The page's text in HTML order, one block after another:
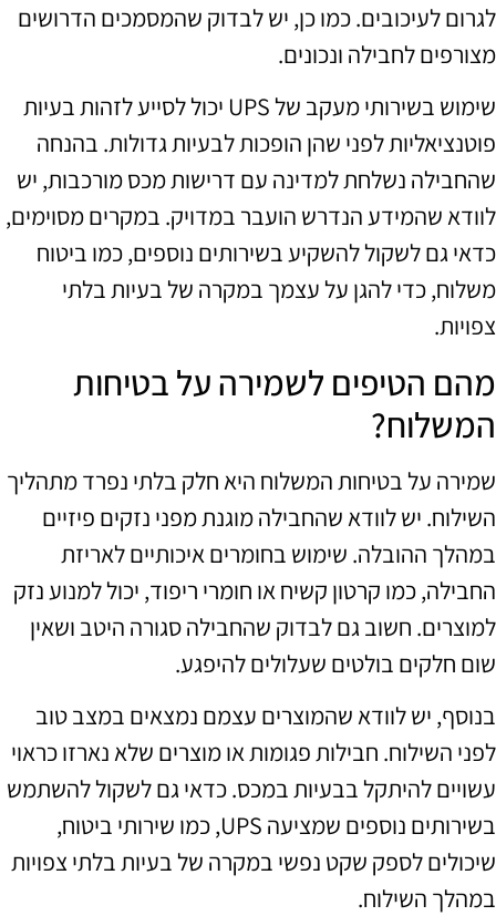
לגרום לעיכובים. כמו כן, יש לבדוק שהמסמכים הדרושים
מצורפים לחבילה ונכונים.
שימוש בשירותי מעקב של UPS יכול לסייע לזהות בעיות
פוטנציאליות לפני שהן הופכות לבעיות גדולות. בהנחה
שהחבילה נשלחת למדינה עם דרישות מכס מורכבות, יש
לוודא שהמידע הנדרש הועבר במדויק. במקרים מסוימים,
כדאי גם לשקול להשקיע בשירותים נוספים, כמו ביטוח
משלוח, כדי להגן על עצמך במקרה של בעיות בלתי
צפויות.
מהם הטיפים לשמירה על בטיחות
המשלוח?
שמירה על בטיחות המשלוח היא חלק בלתי נפרד מתהליך
השילוח. יש לוודא שהחבילה מוגנת מפני נזקים פיזיים
במהלך ההובלה. שימוש בחומרים איכותיים לאריזת
החבילה, כמו קרטון קשיח או חומרי ריפוד, יכול למנוע נזק
למוצרים. חשוב גם לבדוק שהחבילה סגורה היטב ושאין
שום חלקים בולטים שעלולים להיפגע.
בנוסף, יש לוודא שהמוצרים עצמם נמצאים במצב טוב
לפני השילוח. חבילות פגומות או מוצרים שלא נארזו כראוי
עשויים להיתקל בבעיות במכס. כדאי גם לשקול להשתמש
בשירותים נוספים שמציעה UPS, כמו שירותי ביטוח,
שיכולים לספק שקט נפשי במקרה של בעיות בלתי צפויות
במהלך השילוח.